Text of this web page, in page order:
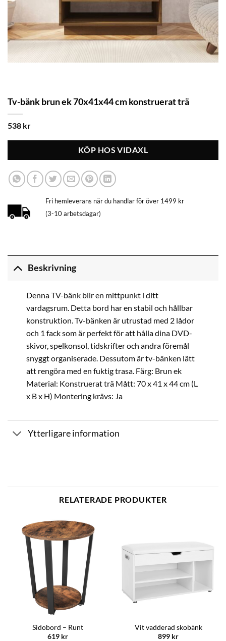
Tv-bänk brun ek 70x41x44 cm konstruerat trä
538 kr
KÖP HOS VIDAXL
Fri hemleverans när du handlar för över 1499 kr
(3-10 arbetsdagar)
Beskrivning
Denna TV-bänk blir en mittpunkt i ditt
vardagsrum. Detta bord har en stabil och hållbar
konstruktion. Tv-bänken är utrustad med 2 lådor
och 1 fack som är perfekt för att hålla dina DVD-
skivor, spelkonsol, tidskrifter och andra föremål
snyggt organiserade. Dessutom är tv-bänken lätt
att rengöra med en fuktig trasa. Färg: Brun ek
Material: Konstruerat trä Mått: 70 x 41 x 44 cm (L
x B x H) Montering krävs: Ja
Ytterligare information
RELATERADE PRODUKTER
Sidobord – Runt
619 kr
Vit vadderad skobänk
899 kr